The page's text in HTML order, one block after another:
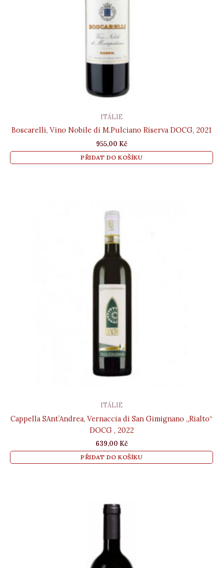
ITÁLIE
Boscarelli, Vino Nobile di M.Pulciano Riserva DOCG, 2021
955,00 Kč
PŘIDAT DO KOŠÍKU
ITÁLIE
Cappella SAnt’Andrea, Vernaccia di San Gimignano „Rialto“
DOCG , 2022
639,00 Kč
PŘIDAT DO KOŠÍKU